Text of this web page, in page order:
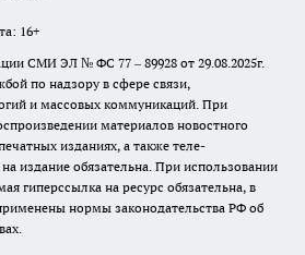
16+
СМИ ЭЛ № ФС 77 – 89928 от 29.08.2025г.
по надзору в сфере связи,
и массовых коммуникаций. При
материалов новостного
изданиях, а также теле-
издание обязательна. При использовании
гиперссылка на ресурс обязательна, в
нормы законодательства РФ об